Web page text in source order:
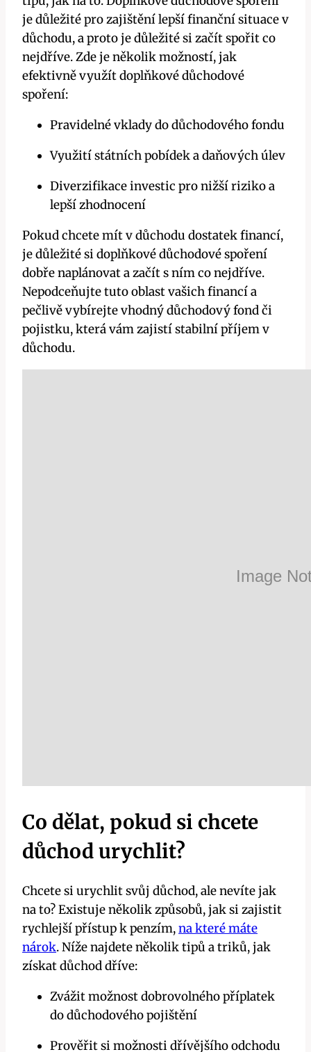
je důležité pro zajištění lepší finanční situace v
důchodu, a proto je důležité si začít spořit co
nejdříve. Zde je několik možností, jak
efektivně využít doplňkové důchodové
spoření:
Pravidelné vklady do důchodového fondu
Využití státních pobídek a daňových úlev
Diverzifikace investic pro nižší riziko a
lepší zhodnocení
Pokud chcete mít v důchodu dostatek financí,
je důležité si doplňkové důchodové spoření
dobře naplánovat a začít s ním co nejdříve.
Nepodceňujte tuto oblast vašich financí a
pečlivě vybírejte vhodný důchodový fond či
pojistku, která vám zajistí stabilní příjem v
důchodu.
Co dělat, pokud si chcete
důchod urychlit?
Chcete si urychlit svůj důchod, ale nevíte jak
na to? Existuje několik způsobů, jak si zajistit
rychlejší přístup k penzím,na které máte
nárok. Níže najdete několik tipů a triků, jak
získat důchod dříve:
Zvážit možnost dobrovolného příplatek
do důchodového pojištění
Prověřit si možnosti dřívějšího odchodu